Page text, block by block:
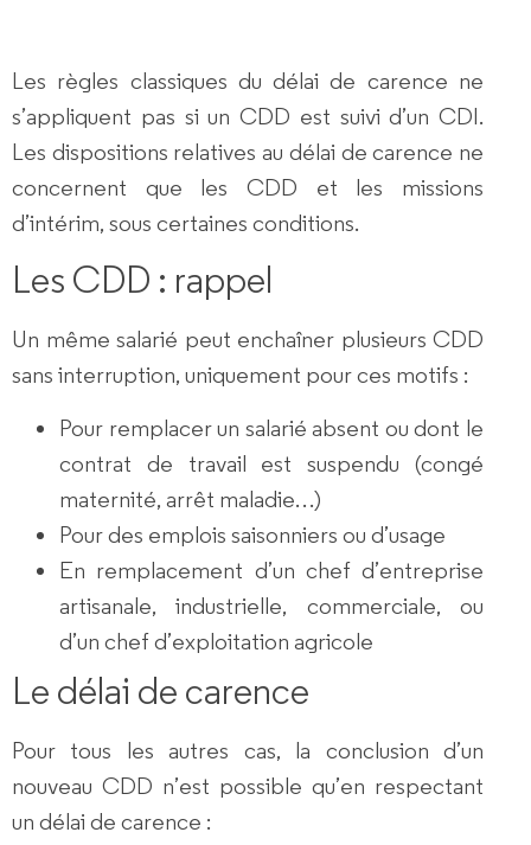
Les règles classiques dudélai de carence ne
s’appliquent pas si un CDD est suivi d’un CDI.
Les dispositions relatives au délai de carence ne
concernent que les CDD et les missions
d’intérim, sous certaines conditions.
Les CDD : rappel
Un même salarié peut enchaîner plusieurs CDD
sans interruption, uniquement pources motifs :
Pour remplacer un salarié absent ou dont le
contrat de travail est suspendu (congé
maternité, arrêt maladie…)
Pour des emplois saisonniers ou d’usage
En remplacement d’un chef d’entreprise
artisanale, industrielle, commerciale, ou
d’un chef d’exploitation agricole
Le délai de carence
Pour tous les autres cas, la conclusion d’un
nouveau CDD n’est possible qu’en respectant
un délai de carence :